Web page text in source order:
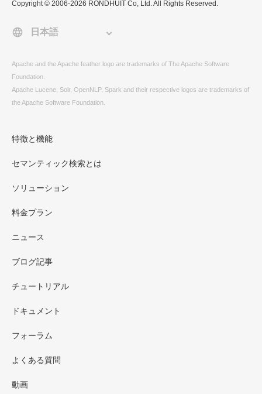
Copyright © 2006-2026 RONDHUIT Co, Ltd. All Rights Reserved.
Apache and the Apache feather logo are trademarks of The Apache Software
Foundation.
Apache Lucene, Solr, OpenNLP, Spark and their respective logos are trademarks of
the Apache Software Foundation.
特徴と機能
セマンティック検索とは
ソリューション
料金プラン
ニュース
ブログ記事
チュートリアル
ドキュメント
フォーラム
よくある質問
動画